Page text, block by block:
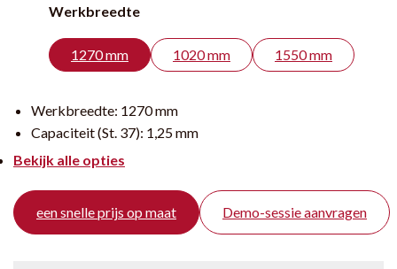
Werkbreedte
1270 mm 1020 mm 1550 mm
Werkbreedte: 1270 mm
Capaciteit (St. 37): 1,25 mm
Bekijk alle opties
een snelle prijs op maat Demo-sessie aanvragen